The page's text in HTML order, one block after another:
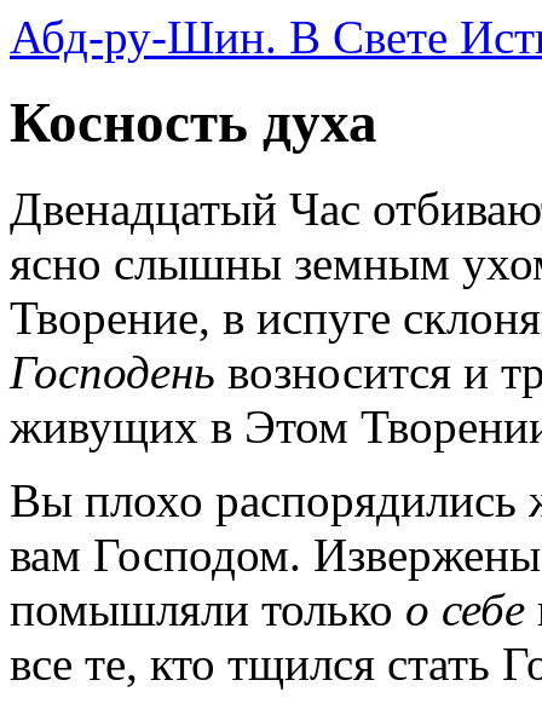
Абд-ру-Шин. В Свете
Косность духа
Двенадцатый Час
ясно слышны земным
Творение, в испуге
Господень возносится и
живущих в Этом
Вы плохо
вам Господом.
помышляли только о себе
все те, кто тщился стать